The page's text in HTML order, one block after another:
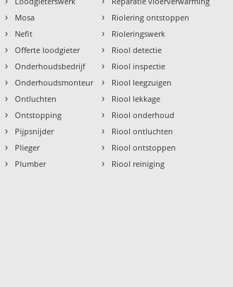
› Mosa
› Nefit
› Offerte loodgieter
› Onderhoudsbedrijf
› Onderhoudsmonteur
› Ontluchten
› Ontstopping
› Pijpsnijder
› Plieger
› Plumber
› Riolering ontstoppen
› Rioleringswerk
› Riool detectie
› Riool inspectie
› Riool leegzuigen
› Riool lekkage
› Riool onderhoud
› Riool ontluchten
› Riool ontstoppen
› Riool reiniging